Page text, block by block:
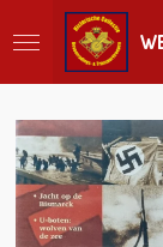
direct
hoofdinhoud